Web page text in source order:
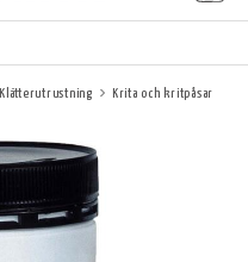
Klätterutrustning
Krita och kritpåsar